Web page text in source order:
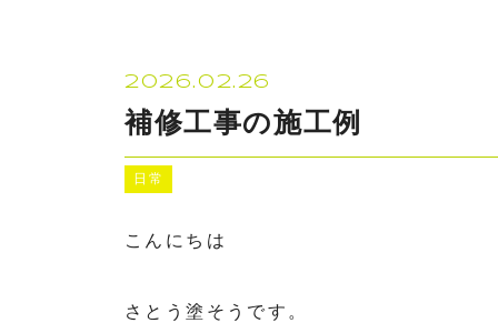
2026.02.26
補修工事の施工例
日常
こんにちは
さとう塗そうです。